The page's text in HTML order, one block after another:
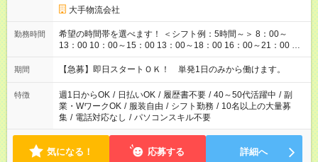
大手物流会社
勤務時間
希望の時間帯を選べます！ ＜シフト例：5時間～＞ 8：00～
13：00 10：00～15：00 13：00～18：00 16：00～21：00 ＜
シフト例：8時間～＞ ・10：00～19：00 ・13：00～22：00 ・
22：00～翌6：00 など！是非ご希望をお聞かせください！
期間 【急募】即日スタートＯＫ！ 単発1日のみから働けます。
特徴 週1日からOK / 日払いOK / 履歴書不要 / 40～50代活躍中 / 副
業・WワークOK / 服装自由 / シフト勤務 / 10名以上の大量募
集 / 電話対応なし / パソコンスキル不要
気になる！ 応募する 詳細へ